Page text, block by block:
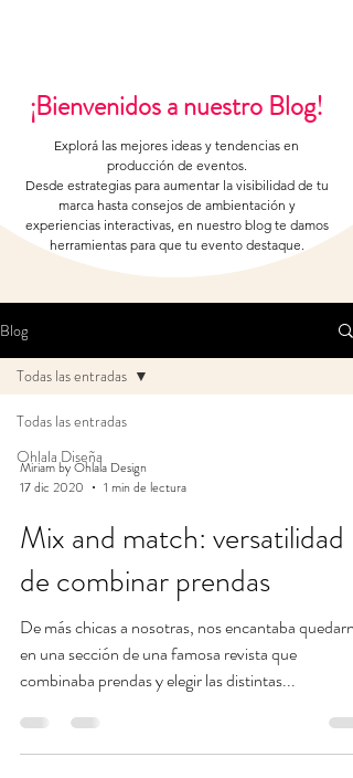
¡Bienvenidos a nuestro Blog!
Explorá las mejores ideas y tendencias en
producción de eventos.
Desde estrategias para aumentar la visibilidad de tu
marca hasta consejos de ambientación y
experiencias interactivas, en nuestro blog te damos
herramientas para que tu evento destaque.
Blog
Todas las entradas
Ohlala Diseña
Todas las entradas
Miriam by Ohlala Design
17 dic 2020
1 min de lectura
Mix and match: versatilidad
de combinar prendas
De más chicas a nosotras, nos encantaba
en una sección de una famosa revista que
combinaba prendas y elegir las distintas...